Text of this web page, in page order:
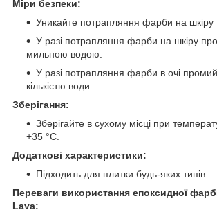
Міри безпеки:
Уникайте потрапляння фарби на шкіру
У разі потрапляння фарби на шкіру
мильною водою.
У разі потрапляння фарби в очі
кількістю води.
Зберігання:
Зберігайте в сухому місці при
+35 °C.
Додаткові характеристики:
Підходить для плитки будь-яких типів
Переваги використання епоксидної
Lava: